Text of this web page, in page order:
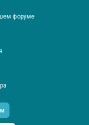
форуме